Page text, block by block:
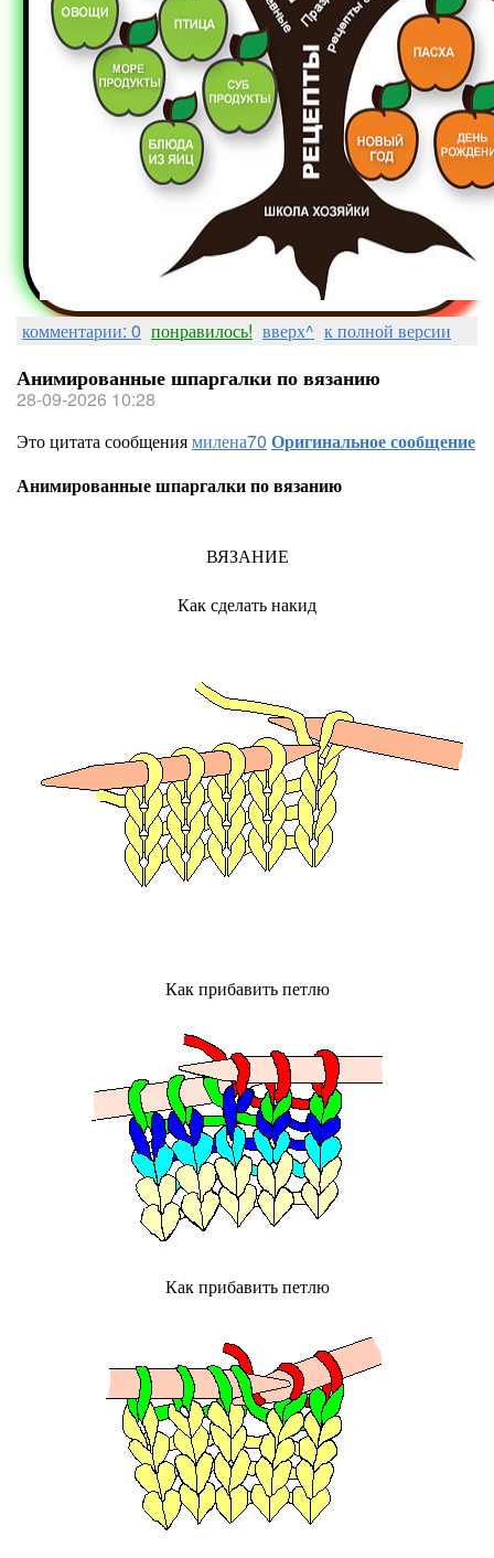
комментарии: 0 понравилось! вверх^ к полной версии
Анимированные шпаргалки по вязанию
28-09-2026 10:28
Это цитата сообщениямилена70 Оригинальное сообщение
Анимированные шпаргалки по вязанию
ВЯЗАНИЕ
Как сделать накид
Как прибавить петлю
Как прибавить петлю